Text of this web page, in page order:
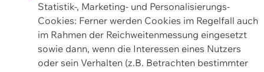
Statistik-, Marketing- und Personalisierungs-
Cookies: Ferner werden Cookies im Regelfall auch
im Rahmen der Reichweitenmessung eingesetzt
sowie dann, wenn die Interessen eines Nutzers
oder sein Verhalten (z.B. Betrachten bestimmter